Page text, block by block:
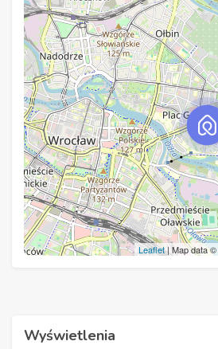
Leaflet| Map data ©
Wyświetlenia